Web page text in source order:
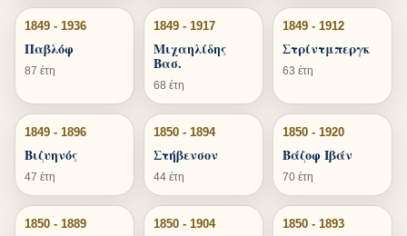
1849 - 1936
Παβλόφ
87 έτη
1849 - 1917
Μιχαηλίδης
Βασ.
68 έτη
1849 - 1912
Στρίντμπεργκ
63 έτη
1849 - 1896
Βιζυηνός
47 έτη
1850 - 1894
Στήβενσον
44 έτη
1850 - 1920
Βάζοφ Ιβάν
70 έτη
1850 - 1889 1850 - 1904 1850 - 1893